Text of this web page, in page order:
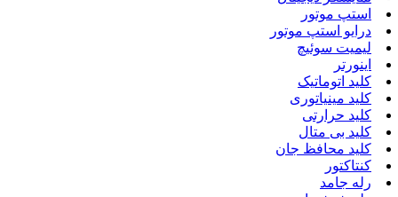
استپ موتور
درایو استپ موتور
لیمیت سوئیچ
اینورتر
کلید اتوماتیک
کلید مینیاتوری
کلید حرارتی
کلید بی متال
کلید محافظ جان
کنتاکتور
رله جامد